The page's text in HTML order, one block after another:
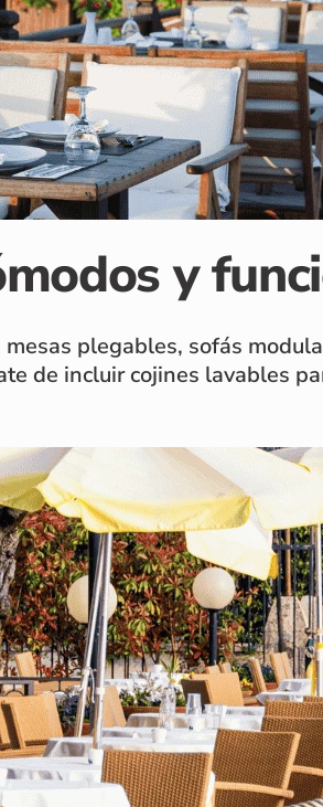
y
plegables, sofás
de incluir cojines lavables